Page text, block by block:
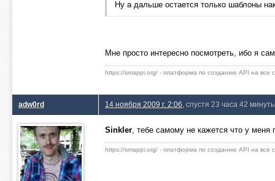
Ну а дальше остается только шаблоны
Мне просто интересно посмотреть, ибо я
https://smappi.org/ - платформа по созданию API на все
adw0rd 14 ноября 2009 г. 2:06 , спустя 23 часа 42
Sinkler, тебе самому не кажется что у меня
https://smappi.org/ - платформа по созданию API на все